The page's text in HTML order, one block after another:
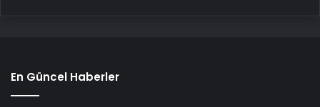
En Güncel Haberler